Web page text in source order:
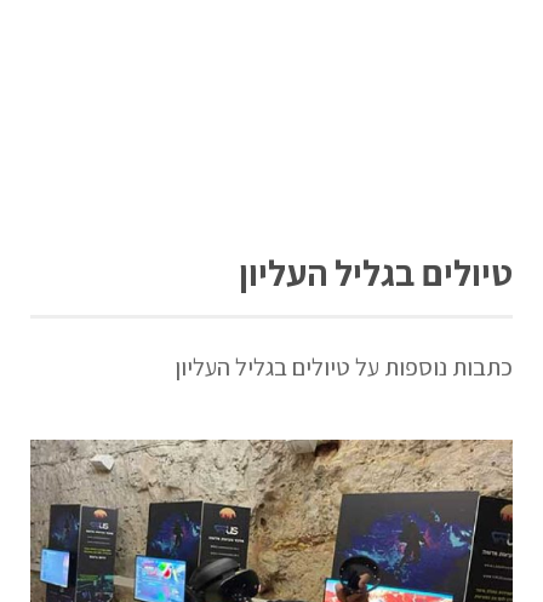
טיולים בגליל העליון
כתבות נוספות על טיולים בגליל העליון